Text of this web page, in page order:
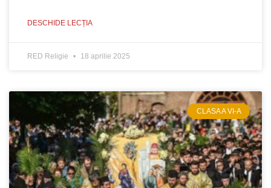
DESCHIDE LECȚIA
RED Religie 18 aprilie 2025
CLASA A VI-A